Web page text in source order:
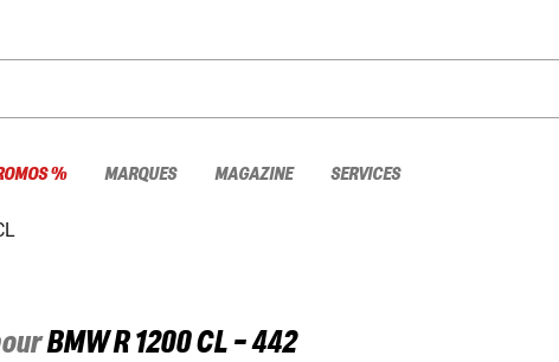
% MARQUES MAGAZINE SERVICES
BMWR 1200 CL - 442